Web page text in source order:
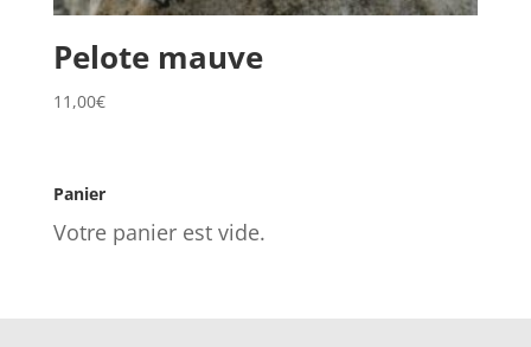
Pelote mauve
11,00€
Panier
Votre panier est vide.